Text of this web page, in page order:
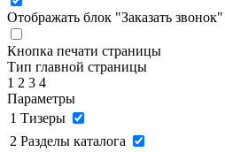
Отображать блок "Заказать звонок"
Кнопка печати страницы
Тип главной страницы
1 2 3 4
Параметры
1 Тизеры
2 Разделы каталога